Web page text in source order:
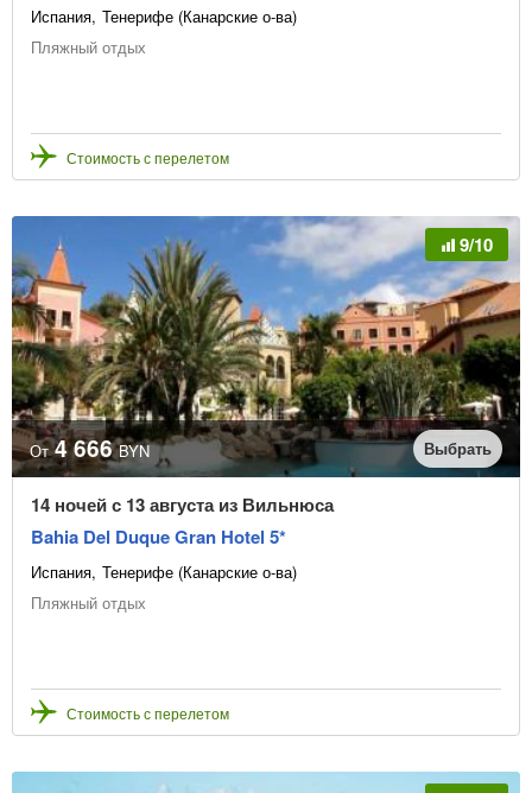
Испания Тенерифе (Канарские о-ва)
Пляжный отдых
Стоимость с перелетом
9/10
От 4 666 BYN Выбрать
14 ночей с 13 августа из Вильнюса
Bahia Del Duque Gran Hotel 5*
Испания Тенерифе (Канарские о-ва)
Пляжный отдых
Стоимость с перелетом